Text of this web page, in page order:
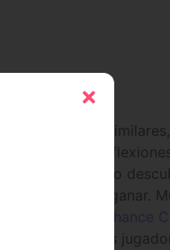
protección
jugador .
apostadores lo
nada que ganar.
enteran
hecho. Los